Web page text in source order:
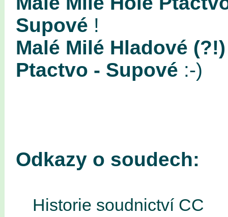
Supové !
Malé Milé Hladové (?!)
Ptactvo - Supové :-)
Odkazy o soudech:
Historie soudnictví CC